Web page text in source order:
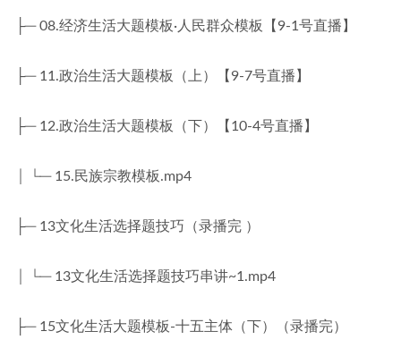
├─ 08.经济生活大题模板·人民群众模板【9-1号直播】
├─ 11.政治生活大题模板（上）【9-7号直播】
├─ 12.政治生活大题模板（下）【10-4号直播】
│ └─ 15.民族宗教模板.mp4
├─ 13文化生活选择题技巧（录播完 ）
│ └─ 13文化生活选择题技巧串讲~1.mp4
├─ 15文化生活大题模板-十五主体（下）（录播完）